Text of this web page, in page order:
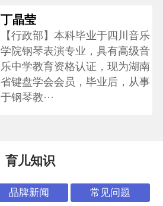
丁晶莹
【行政部】本科毕业于四川音乐
学院钢琴表演专业，具有高级音
乐中学教育资格认证，现为湖南
省键盘学会会员，毕业后，从事
于钢琴教···
育儿知识
品牌新闻 常见问题